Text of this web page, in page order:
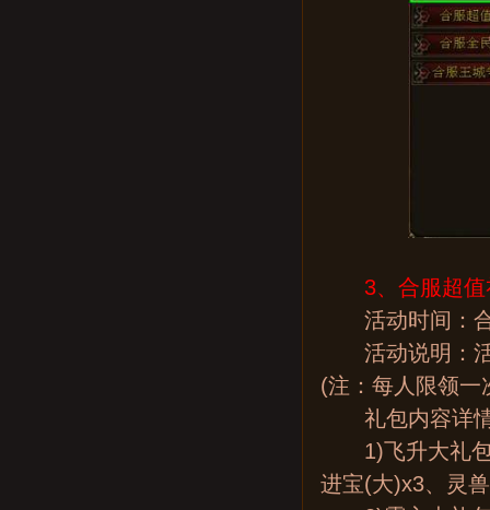
3、合服超值
活动时间：合
活动说明：活
(注：每人限领一
礼包内容详
1)飞升大礼包
进宝(大)x3、灵